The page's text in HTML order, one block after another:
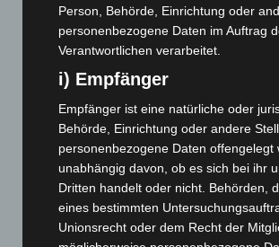
März 2025(111)
Februar 2025
(96)
Januar 2025
(88)
November 2024(94)
Oktober 2024(93)
September 2024 (112)
August 2024(107)
Juli 2024(89)
Person, Behörde, Einrichtung oder
personenbezogene Daten im Auftrag
Verantwortlichen verarbeitet.
i) Empfänger
Empfänger ist eine natürliche oder
Behörde, Einrichtung oder andere
personenbezogene Daten offengelegt
unabhängig davon, ob es sich bei ihr
Dritten handelt oder nicht. Behörden,
eines bestimmten
Unionsrecht oder dem Recht der